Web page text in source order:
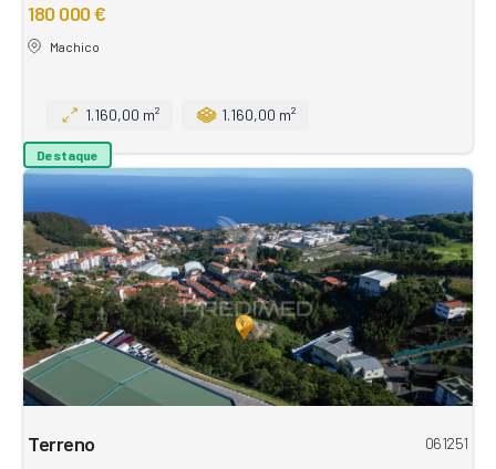
180 000 €
Machico
1.160,00 m² 1.160,00 m²
Destaque
Terreno 061251